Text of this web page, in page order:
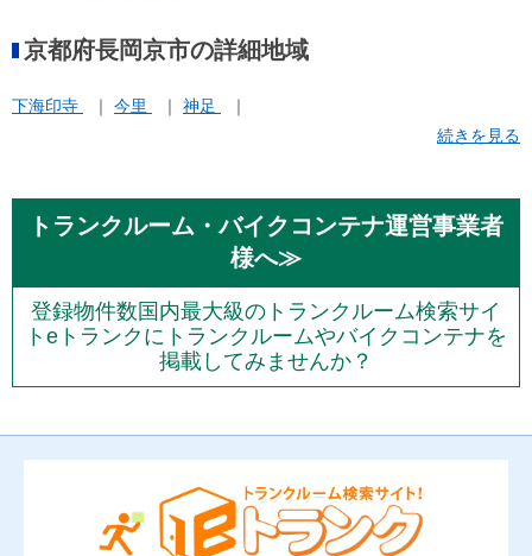
京都府長岡京市の詳細地域
下海印寺 今里
神足
続きを見る
トランクルーム・バイクコンテナ運営事業者
様へ≫
登録物件数国内最大級のトランクルーム検索サイ
トeトランクにトランクルームやバイクコンテナを
掲載してみませんか？